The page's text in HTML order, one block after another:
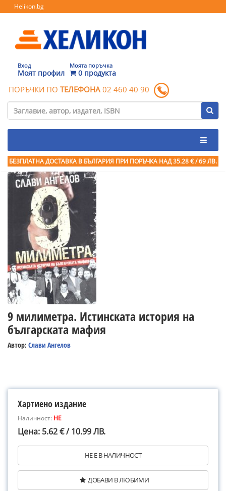
Helikon.bg
Вход
Моят профил
Моята поръчка
0 продукта
ПОРЪЧКИ ПО ТЕЛЕФОНА 02 460 40 90
БЕЗПЛАТНА ДОСТАВКА В БЪЛГАРИЯ ПРИ ПОРЪЧКА НАД 35.28 € / 69 ЛВ.
9 милиметра. Истинската история на
българската мафия
Автор: Слави Ангелов
Хартиено издание
Наличност: НЕ
Цена: 5.62 € / 10.99 ЛВ.
НЕ Е В НАЛИЧНОСТ
ДОБАВИ В ЛЮБИМИ